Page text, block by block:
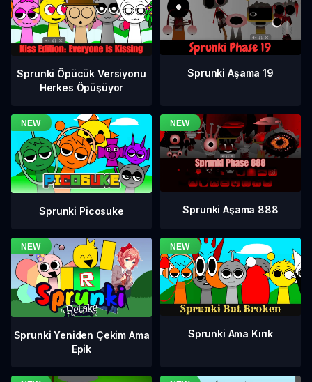
Sprunki Öpücük Versiyonu
Herkes Öpüşüyor
Sprunki Aşama 19
Sprunki Picosuke Sprunki Aşama 888
Sprunki Yeniden Çekim Ama
Epik
Sprunki Ama Kırık